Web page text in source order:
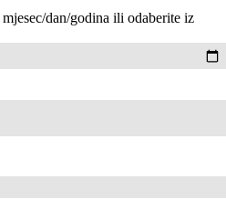
dan/godina ili odaberite iz